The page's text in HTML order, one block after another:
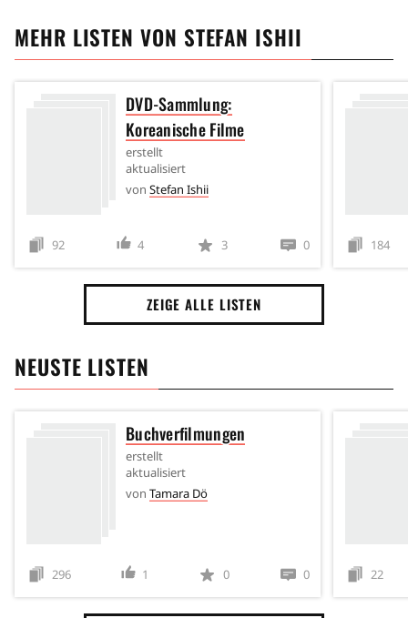
MEHR LISTEN VON STEFAN ISHII
DVD-Sammlung:
Koreanische Filme
erstellt
aktualisiert
von Stefan Ishii
92 4 3 0 184
ZEIGE ALLE LISTEN
NEUSTE LISTEN
Buchverfilmungen
erstellt
aktualisiert
von Tamara Dö
296 1 0 0 22